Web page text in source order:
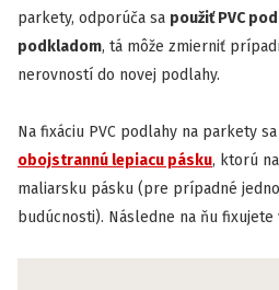
parkety, odporúča sa použiť PVC
podkladom, tá môže zmierniť
nerovností do novej podlahy.
Na fixáciu PVC podlahy na parkety
obojstrannú lepiacu pásku, ktorú
maliarsku pásku (pre prípadné
budúcnosti). Následne na ňu